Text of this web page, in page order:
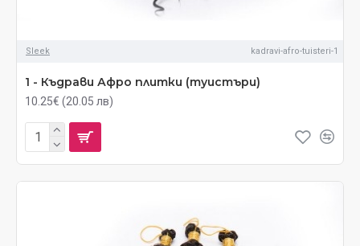
Sleek kadravi-afro-tuisteri-1
1 - Къдрави Афро плитки (туистъри)
10.25€ (20.05 лв)